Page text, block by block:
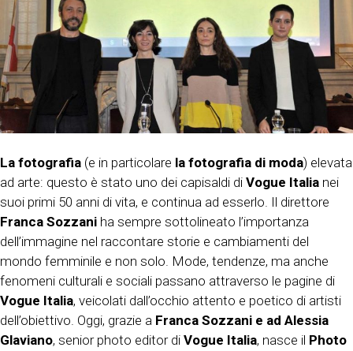
La fotografia (e in particolare la fotografia di moda) elevata
ad arte: questo è stato uno dei capisaldi di Vogue Italia nei
suoi primi 50 anni di vita, e continua ad esserlo. Il direttore
Franca Sozzani ha sempre sottolineato l’importanza
dell’immagine nel raccontare storie e cambiamenti del
mondo femminile e non solo. Mode, tendenze, ma anche
fenomeni culturali e sociali passano attraverso le pagine di
Vogue Italia, veicolati dall’occhio attento e poetico di artisti
dell’obiettivo. Oggi, grazie a Franca Sozzani e ad Alessia
Glaviano, senior photo editor di Vogue Italia, nasce il Photo